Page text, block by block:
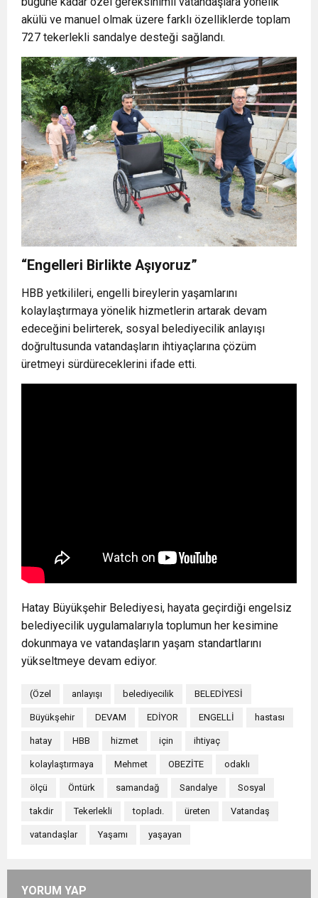
akülü ve manuel olmak üzere farklı özelliklerde toplam
727 tekerlekli sandalye desteği sağlandı.
“Engelleri Birlikte Aşıyoruz”
HBB yetkilileri, engelli bireylerin yaşamlarını
kolaylaştırmaya yönelik hizmetlerin artarak devam
edeceğini belirterek, sosyal belediyecilik anlayışı
doğrultusunda vatandaşların ihtiyaçlarına çözüm
üretmeyi sürdüreceklerini ifade etti.
Hatay Büyükşehir Belediyesi, hayata geçirdiği engelsiz
belediyecilik uygulamalarıyla toplumun her kesimine
dokunmaya ve vatandaşların yaşam standartlarını
yükseltmeye devam ediyor.
(Özel anlayışı belediyecilik BELEDİYESİ
Büyükşehir DEVAM EDİYOR ENGELLİ hastası
hatay HBB hizmet için ihtiyaç
kolaylaştırmaya Mehmet OBEZİTE odaklı
ölçü Öntürk samandağ Sandalye Sosyal
takdir Tekerlekli topladı. üreten Vatandaş
vatandaşlar Yaşamı yaşayan
YORUM YAP